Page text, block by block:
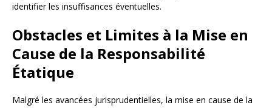
identifier les insuffisances éventuelles.
Obstacles et Limites à la Mise en
Cause de la Responsabilité
Étatique
Malgré les avancées jurisprudentielles, la mise en cause de la